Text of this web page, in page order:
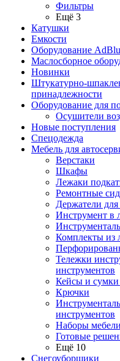
Фильтры
Ещё 3
Катушки
Емкости
Оборудование
Маслосборное
Новинки
Штукатурно-
принадлежности
Оборудование для
Осушители
Новые поступления
Спецодежда
Мебель для
Верстаки
Шкафы
Лежаки
Ремонтные
Держатели
Инструмент в
Комплекты из
Тележки
инструментов
Кейсы и сумки
Крючки
инструментов
Наборы мебели
Готовые
Ещё 10
Снегоуборщики